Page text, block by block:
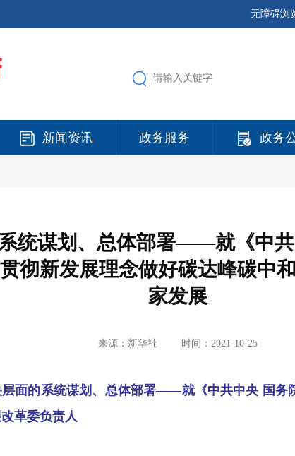
无障碍浏
新闻资讯 政务服务 政务
统谋划、总体部署——就《中
彻新发展理念做好碳达峰碳中
家发展
来源：新华社 时间：2021-10-25
层面的系统谋划、总体部署——就《中共中央 国务
革委负责人